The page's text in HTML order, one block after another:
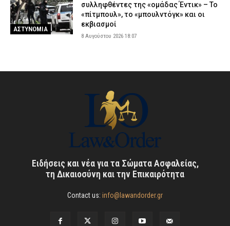
ΑΣΤΥΝΟΜΙΑ
συλληφθέντες της «ομάδας Έντικ» – Το
«πίτμπουλ», το «μπουλντόγκ» και οι
εκβιασμοί
8 Αυγούστου 2026 18:07
Ειδήσεις και νέα για τα Σώματα Ασφαλείας,
τη Δικαιοσύνη και την Επικαιρότητα
Contact us: info@lawandorder.gr